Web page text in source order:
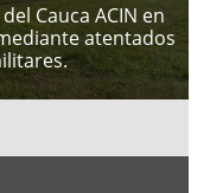
Cauca ACIN en
atentados